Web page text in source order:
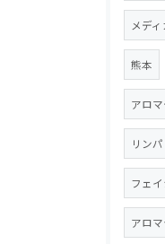
メデ
熊本
アロ
リン
フェ
アロ